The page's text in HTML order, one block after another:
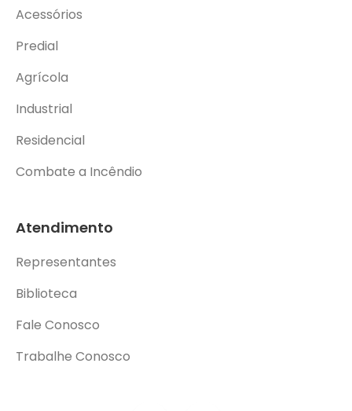
Acessórios
Predial
Agrícola
Industrial
Residencial
Combate a Incêndio
Atendimento
Representantes
Biblioteca
Fale Conosco
Trabalhe Conosco